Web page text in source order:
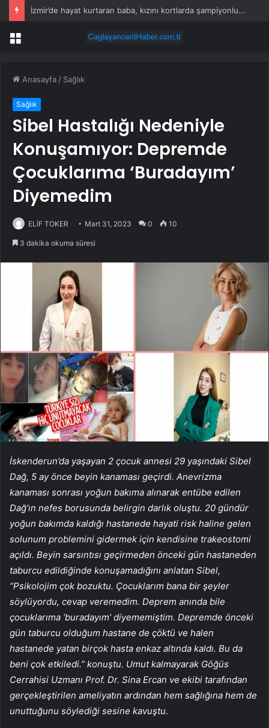
İzmir’de hayat kurtaran baba, kızını kortlarda şampiyonluğa hazırlıyor
Menü
Anasayfa / Sağlık
Sağlık
Sibel Hastalığı Nedeniyle
Konuşamıyor: Depremde
Çocuklarıma ‘Buradayım’
Diyemedim
ELİF TOKER Mart 31, 2023 0 10
3 dakika okuma süresi
İskenderun’da yaşayan 2 çocuk annesi 29 yaşındaki Sibel
Dağ, 5 ay önce beyin kanaması geçirdi. Anevrizma
kanaması sonrası yoğun bakıma alınarak entübe edilen
Dağ’ın nefes borusunda belirgin darlık oluştu. 20 gündür
yoğun bakımda kaldığı hastanede hayati risk haline gelen
solunum problemini gidermek için kendisine trakeostomi
açıldı. Beyin sarsıntısı geçirmeden önceki gün hastaneden
taburcu edildiğinde konuşamadığını anlatan Sibel,
“Psikolojim çok bozuktu. Çocuklarım bana bir şeyler
söylüyordu, cevap veremedim. Deprem anında bile
çocuklarıma ‘buradayım’ diyememiştim. Depremde önceki
gün taburcu olduğum hastane de çöktü ve halen
hastanede yatan birçok hasta enkaz altında kaldı. Bu da
beni çok etkiledi.” konuştu. Umut kalmayarak Göğüs
Cerrahisi Uzmanı Prof. Dr. Sina Ercan ve ekibi tarafından
gerçekleştirilen ameliyatın ardından hem sağlığına hem de
unuttuğunu söylediği sesine kavuştu.